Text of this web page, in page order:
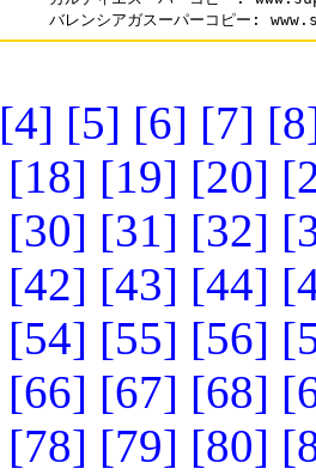
[4] [5] [6] [7]
[18] [19] [20]
[30] [31] [32]
[42] [43] [44]
[54] [55] [56]
[66] [67] [68]
[78] [79] [80]